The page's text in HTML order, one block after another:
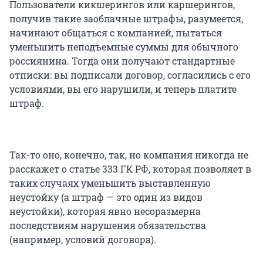
Пользователи кикшерингов или каршерингов,
получив такие заоблачные штрафы, разумеется,
начинают общаться с компанией, пытаться
уменьшить неподъемные суммы для обычного
россиянина. Тогда они получают стандартные
отписки: вы подписали договор, согласились с его
условиями, вы его нарушили, и теперь платите
штраф.
Так-то оно, конечно, так, но компания никогда не
расскажет остатье 333 ГК РФ, которая позволяет в
таких случаях уменьшить выставленную
неустойку (а штраф — это один из видов
неустойки), которая явно несоразмерна
последствиям нарушения обязательства
(например, условий договора).